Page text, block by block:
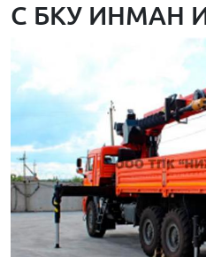
С БКУ ИНМАН